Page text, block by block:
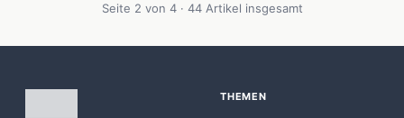
Seite 2 von 4 · 44 Artikel insgesamt
THEMEN